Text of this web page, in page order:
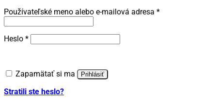
Používateľské meno alebo e-mailová adresa *Povinné
Heslo *Povinné
Zapamätať si ma Prihlásiť
Stratili ste heslo?